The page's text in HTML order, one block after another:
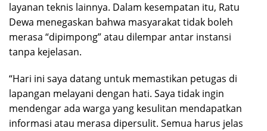
layanan teknis lainnya. Dalam kesempatan itu, Ratu
Dewa menegaskan bahwa masyarakat tidak boleh
merasa “dipimpong” atau dilempar antar instansi
tanpa kejelasan.
“Hari ini saya datang untuk memastikan petugas di
lapangan melayani dengan hati. Saya tidak ingin
mendengar ada warga yang kesulitan mendapatkan
informasi atau merasa dipersulit. Semua harus jelas